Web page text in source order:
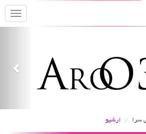
سرا ارشیو